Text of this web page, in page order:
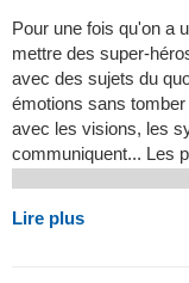
Pour une fois qu'on a
mettre des super-
avec des sujets du
émotions sans
avec les visions, les
communiquent... Les
Lire plus